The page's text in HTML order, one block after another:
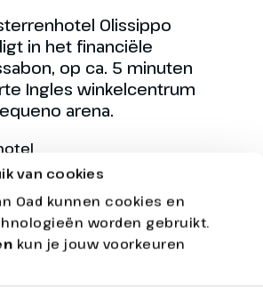
van cookies
Oad kunnen cookies en
worden gebruikt.
kun je jouw voorkeuren
voet van 82 meter.
Azeitão tegelatelier
Olissippo
in het financiële
op ca. 5 minuten
Ingles winkelcentrum
arena.